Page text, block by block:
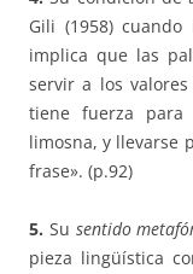
Gili (1958)
implica que las
servir a los
tiene fuerza
limosna, y llevarse
frase». (p.92)
5. Su sentido
pieza lingüística